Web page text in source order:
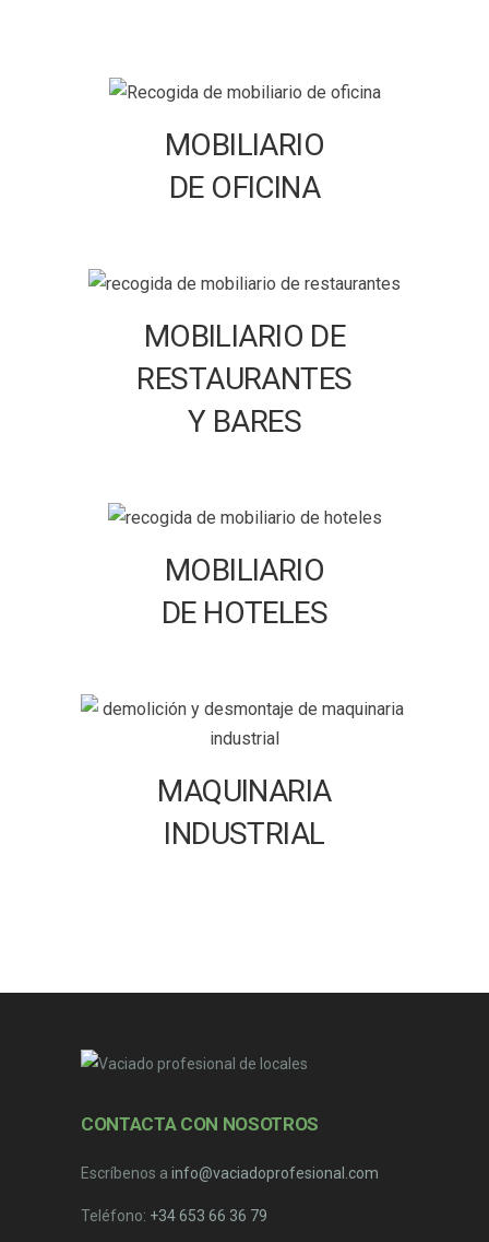
MOBILIARIO
DE OFICINA
MOBILIARIO DE
RESTAURANTES
Y BARES
MOBILIARIO
DE HOTELES
MAQUINARIA
INDUSTRIAL
CONTACTA CON NOSOTROS
Escríbenos a info@vaciadoprofesional.com
Teléfono: +34 653 66 36 79